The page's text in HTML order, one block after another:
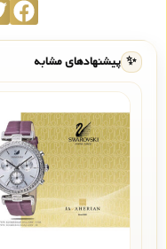
✨ پیشنهادهای مشابه